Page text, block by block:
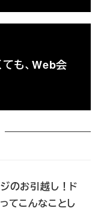
も、Web会
のお引越し！ド
てこんなことし